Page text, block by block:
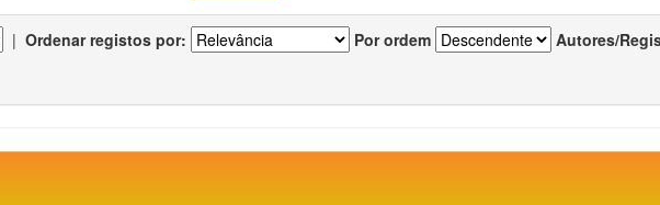
| Ordenar registos por: Por ordem Autores/